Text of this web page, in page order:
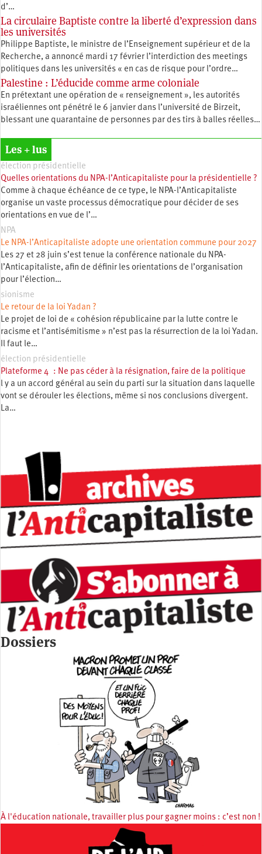
d’…
La circulaire Baptiste contre la liberté d’expression dans
les universités
Philippe Baptiste, le ministre de l’Enseignement supérieur et de la
Recherche, a annoncé mardi 17 février l’interdiction des meetings
politiques dans les universités « en cas de risque pour l’ordre…
Palestine : L’éducide comme arme coloniale
En prétextant une opération de « renseignement », les autorités
israéliennes ont pénétré le 6 janvier dans l’université de Birzeit,
blessant une quarantaine de personnes par des tirs à balles réelles…
Les + lus
élection présidentielle
Quelles orientations du NPA-l’Anticapitaliste pour la présidentielle ?
Comme à chaque échéance de ce type, le NPA-l’Anticapitaliste
organise un vaste processus démocratique pour décider de ses
orientations en vue de l’…
NPA
Le NPA-l’Anticapitaliste adopte une orientation commune pour 2027
Les 27 et 28 juin s’est tenue la conférence nationale du NPA-
l’Anticapitaliste, afin de définir les orientations de l’organisation
pour l’élection…
sionisme
Le retour de la loi Yadan ?
Le projet de loi de « cohésion républicaine par la lutte contre le
racisme et l’antisémitisme » n’est pas la résurrection de la loi Yadan.
Il faut le…
élection présidentielle
Plateforme 4 : Ne pas céder à la résignation, faire de la politique
l y a un accord général au sein du parti sur la situation dans laquelle
vont se dérouler les élections, même si nos conclusions divergent.
La…
Dossiers
À l'éducation nationale, travailler plus pour gagner moins : c’est non !